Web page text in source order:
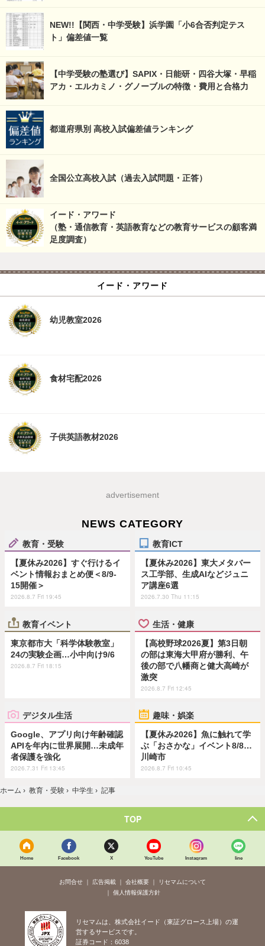
NEW!!【関西・中学受験】浜学園「小6合否判定テス
ト」偏差値一覧
【中学受験の塾選び】SAPIX・日能研・四谷大塚・早稲
アカ・エルカミノ・グノーブルの特徴・費用と合格力
都道府県別 高校入試偏差値ランキング
全国公立高校入試（過去入試問題・正答）
イード・アワード
（塾・通信教育・英語教育などの教育サービスの顧客満
足度調査）
イード・アワード
幼児教室2026
食材宅配2026
子供英語教材2026
advertisement
NEWS CATEGORY
教育・受験
【夏休み2026】すぐ行けるイ
ベント情報おまとめ便＜8/9-
15開催＞
2026.8.7 Fri 19:45
教育ICT
【夏休み2026】東大メタバー
ス工学部、生成AIなどジュニ
ア講座6選
2026.7.30 Thu 11:15
教育イベント
東京都市大「科学体験教室」
24の実験企画…小中向け9/6
2026.8.7 Fri 18:15
生活・健康
【高校野球2026夏】第3日朝
の部は東海大甲府が勝利、午
後の部で八幡商と健大高崎が
激突
2026.8.7 Fri 12:45
デジタル生活
Google、アプリ向け年齢確認
APIを年内に世界展開…未成年
者保護を強化
2026.7.31 Fri 13:45
趣味・娯楽
【夏休み2026】魚に触れて学
ぶ「おさかな」イベント8/8…
川崎市
2026.8.7 Fri 10:45
ホーム › 教育・受験 › 中学生 › 記事
TOP
Home Facebook X YouTube Instagram line
お問合せ 広告掲載 会社概要
リセマムについて
個人情報保護方針
リセマムは、株式会社イード（東証グロース上場）の運
営するサービスです。
証券コード：6038